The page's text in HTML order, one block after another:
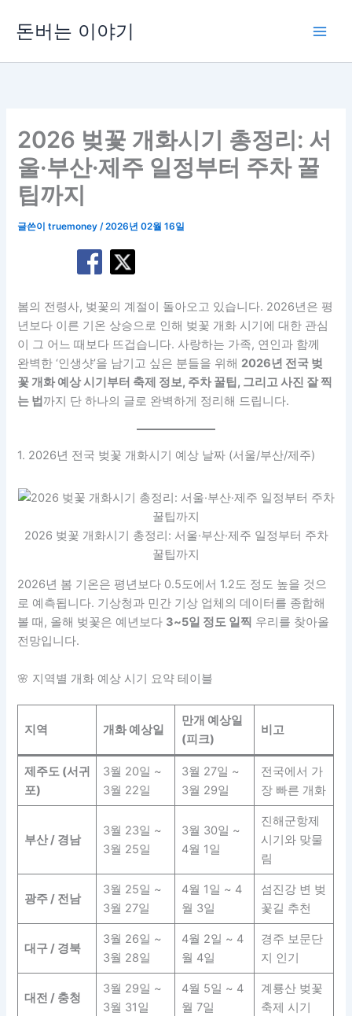
로
돈버는 이야기
2026 벚꽃 개화시기 총정리: 서
울·부산·제주 일정부터 주차 꿀
팁까지
글쓴이truemoney/2026년 02월 16일
봄의 전령사, 벚꽃의 계절이 돌아오고 있습니다. 2026년은 평
년보다 이른 기온 상승으로 인해 벚꽃 개화 시기에 대한 관심
이 그 어느 때보다 뜨겁습니다. 사랑하는 가족, 연인과 함께
완벽한 ‘인생샷’을 남기고 싶은 분들을 위해 2026년 전국 벚
꽃 개화 예상 시기부터 축제 정보, 주차 꿀팁, 그리고 사진 잘 찍
는 법 까지 단 하나의 글로 완벽하게 정리해 드립니다.
1. 2026년 전국 벚꽃 개화시기 예상 날짜 (서울/부산/제주)
2026 벚꽃 개화시기 총정리: 서울·부산·제주 일정부터 주차
꿀팁까지
2026년 봄 기온은 평년보다 0.5도에서 1.2도 정도 높을 것으
로 예측됩니다. 기상청과 민간 기상 업체의 데이터를 종합해
볼 때, 올해 벚꽃은 예년보다 3~5일 정도 일찍 우리를 찾아올
전망입니다.
🌸 지역별 개화 예상 시기 요약 테이블
지역 개화 예상일
만개 예상일
(피크)
비고
제주도 (서귀
포)
3월 20일 ~
3월 22일
3월 27일 ~
3월 29일
전국에서 가
장 빠른 개화
부산 / 경남
3월 23일 ~
3월 25일
3월 30일 ~
4월 1일
진해군항제
시기와 맞물
림
광주 / 전남
3월 25일 ~
3월 27일
4월 1일 ~ 4
월 3일
섬진강 변 벚
꽃길 추천
대구 / 경북
3월 26일 ~
3월 28일
4월 2일 ~ 4
월 4일
경주 보문단
지 인기
대전 / 충청
3월 29일 ~
3월 31일
4월 5일 ~ 4
월 7일
계룡산 벚꽃
축제 시기